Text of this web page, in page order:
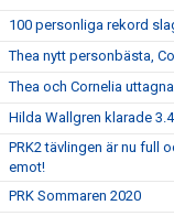
100 personliga rekord
Thea nytt personbästa,
Thea och Cornelia
Hilda Wallgren klarade
PRK2 tävlingen är nu full
emot!
PRK Sommaren 2020